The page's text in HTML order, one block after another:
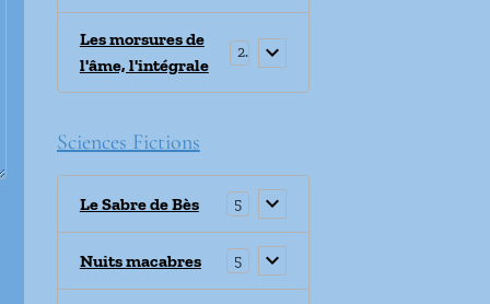
Les morsures de
l'âme, l'intégrale
2
Sciences Fictions
Le Sabre de Bès 5
Nuits macabres 5